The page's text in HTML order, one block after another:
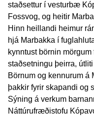
staðsettur í vesturbæ
Fossvog, og heitir
Hinn heillandi heimur
hjá Marbakka í
kynntust börnin
staðsetningu þeirra,
Börnum og kennurum
þakkir fyrir skapandi og
Sýning á verkum
Náttúrufræðistofu